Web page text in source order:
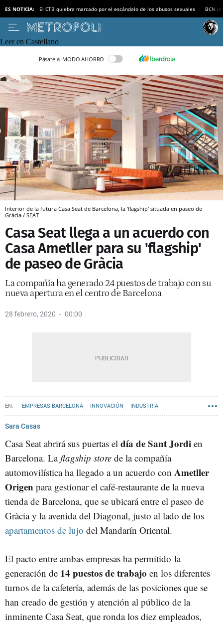
ES NOTICIA: El CTB quiebra marcado por el escándalo de los abusos sexuales BCN
Leer en Castellano
Pásate al MODO AHORRO
Interior de la futura Casa Seat de Barcelona, la 'flagship' situada en paseo de
Gràcia / SEAT
Casa Seat llega a un acuerdo con
Casa Ametller para su 'flagship'
de paseo de Gràcia
La compañía ha generado 24 puestos de trabajo con su
nueva apertura en el centro de Barcelona
28 febrero, 2020 00:00
EMPRESAS BARCELONA INNOVACIÓN INDUSTRIA
Sara Casas
Casa Seat abrirá sus puertas el día de Sant Jordi en
Barcelona. Laflagship store de la compañía
automovilística ha llegado a un acuerdo con Ametller
Origen para gestionar el café-restaurante de la nueva
tienda de Barcelona, que se ubicará entre el paseo de
Gràcia y la avenida del Diagonal, justo al lado de los
apartamentos de lujo del Mandarín Oriental.
El pacto entre ambas empresas ha permitido la
generación de 14 puestos de trabajo en los diferentes
turnos de la cafetería, además de las posiciones que se
han creado de gestión y atención al público de la
inminente Casa Seat, que ronda los diez empleados,